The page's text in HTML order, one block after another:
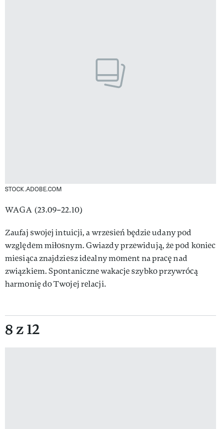
STOCK.ADOBE.COM
WAGA (23.09–22.10)
Zaufaj swojej intuicji, a wrzesień będzie udany pod
względem miłosnym. Gwiazdy przewidują, że pod koniec
miesiąca znajdziesz idealny moment na pracę nad
związkiem. Spontaniczne wakacje szybko przywrócą
harmonię do Twojej relacji.
8 z 12